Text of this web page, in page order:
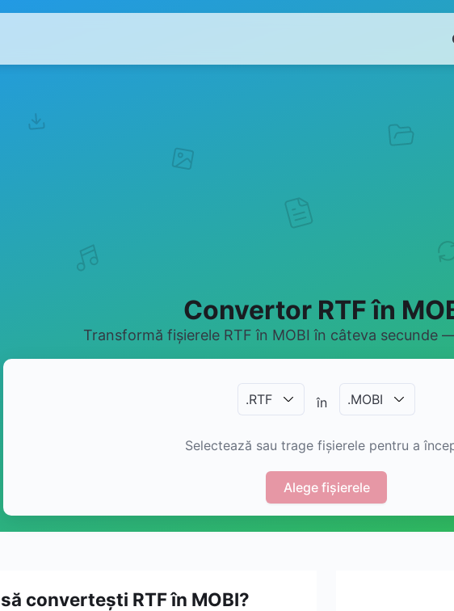
Convertor RTF în
Transformă fișierele RTF în MOBI în câteva secunde
.RTF în .MOBI
Selectează sau trage fișierele pentru a
Alege fișierele
convertești RTF în MOBI?